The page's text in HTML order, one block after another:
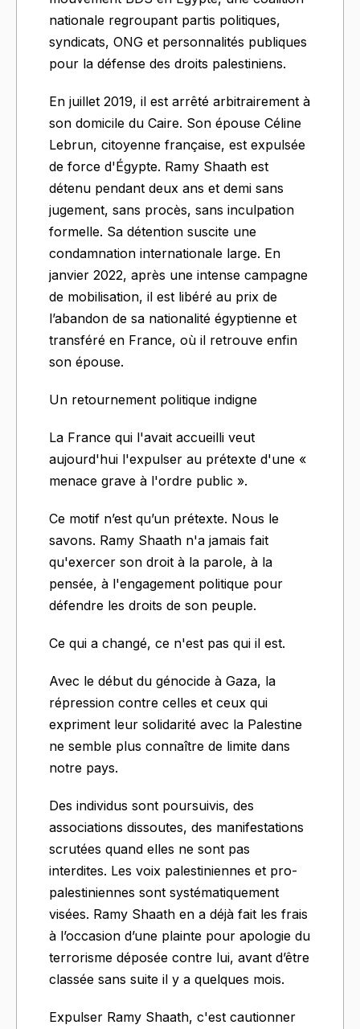
nationale regroupant partis politiques,
syndicats, ONG et personnalités publiques
pour la défense des droits palestiniens.
En juillet 2019, il est arrêté arbitrairement à
son domicile du Caire. Son épouse Céline
Lebrun, citoyenne française, est expulsée
de force d'Égypte. Ramy Shaath est
détenu pendant deux ans et demi sans
jugement, sans procès, sans inculpation
formelle. Sa détention suscite une
condamnation internationale large. En
janvier 2022, après une intense campagne
de mobilisation, il est libéré au prix de
l’abandon de sa nationalité égyptienne et
transféré en France, où il retrouve enfin
son épouse.
Un retournement politique indigne
La France qui l'avait accueilli veut
aujourd'hui l'expulser au prétexte d'une «
menace grave à l'ordre public ».
Ce motif n’est qu’un prétexte. Nous le
savons. Ramy Shaath n'a jamais fait
qu'exercer son droit à la parole, à la
pensée, à l'engagement politique pour
défendre les droits de son peuple.
Ce qui a changé, ce n'est pas qui il est.
Avec le début du génocide à Gaza, la
répression contre celles et ceux qui
expriment leur solidarité avec la Palestine
ne semble plus connaître de limite dans
notre pays.
Des individus sont poursuivis, des
associations dissoutes, des manifestations
scrutées quand elles ne sont pas
interdites. Les voix palestiniennes et pro-
palestiniennes sont systématiquement
visées. Ramy Shaath en a déjà fait les frais
à l’occasion d’une plainte pour apologie du
terrorisme déposée contre lui, avant d’être
classée sans suite il y a quelques mois.
Expulser Ramy Shaath, c'est cautionner